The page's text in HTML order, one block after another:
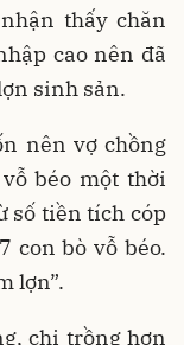
thấy chăn
cao nên đã
sinh sản.
nên vợ chồng
béo một thời
số tiền tích cóp
con bò vỗ béo.
lợn”.
chị trồng hơn